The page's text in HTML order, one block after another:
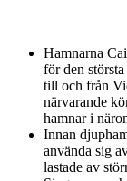
Hamnarna
för den
till och från
närvarande
hamnar i
Innan
använda sig
lastade av